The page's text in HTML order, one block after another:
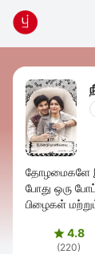
தோழமைகளே
போது ஒரு
பிழைகள்
4.8
(220)